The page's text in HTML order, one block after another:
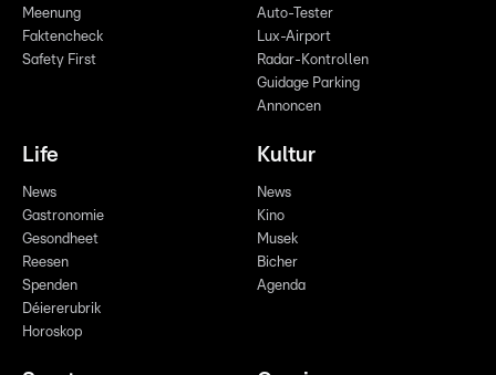
Meenung
Faktencheck
Safety First
Auto-Tester
Lux-Airport
Radar-Kontrollen
Guidage Parking
Annoncen
Life
News
Gastronomie
Gesondheet
Reesen
Spenden
Déiererubrik
Horoskop
Kultur
News
Kino
Musek
Bicher
Agenda